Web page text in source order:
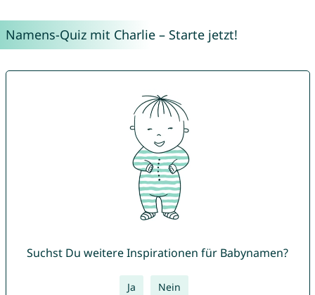
Namens-Quiz mit Charlie – Starte jetzt!
Suchst Du weitere Inspirationen für Babynamen?
Ja Nein